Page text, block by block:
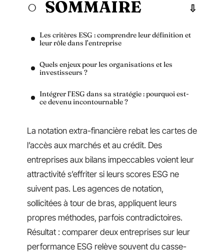
SOMMAIRE
Les critères ESG : comprendre leur définition et
leur rôle dans l’entreprise
Quels enjeux pour les organisations et les
investisseurs ?
Intégrer l’ESG dans sa stratégie : pourquoi est-
ce devenu incontournable ?
La notation extra-financière rebat les cartes de
l’accès aux marchés et au crédit. Des
entreprises aux bilans impeccables voient leur
attractivité s’effriter si leurs scores ESG ne
suivent pas. Les agences de notation,
sollicitées à tour de bras, appliquent leurs
propres méthodes, parfois contradictoires.
Résultat : comparer deux entreprises sur leur
performance ESG relève souvent du casse-